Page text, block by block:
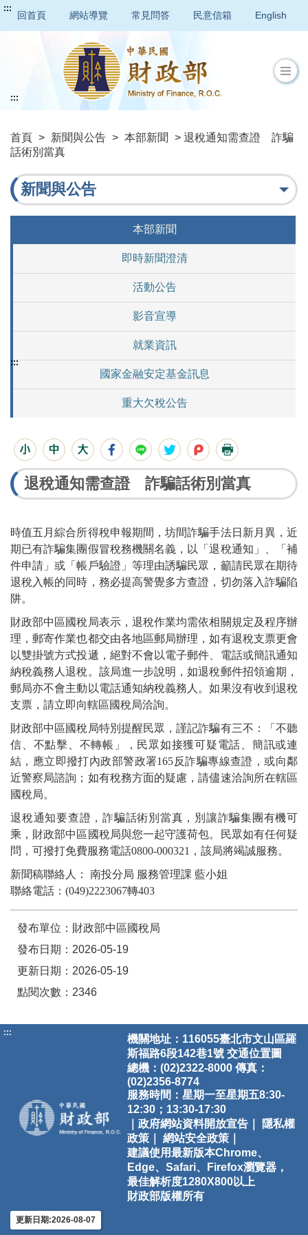
:::
回首頁 網站導覽 常見問答 民意信箱 English
首頁 > 新聞與公告 > 本部新聞
> 退稅通知需查證 詐騙
話術別當真
:::
新聞與公告
本部新聞
即時新聞澄清
活動公告
影音宣導
就業資訊
國家金融安定基金訊息
重大欠稅公告
:::
退稅通知需查證 詐騙話術別當真
時值五月綜合所得稅申報期間，坊間詐騙手法日新月異，近
期已有詐騙集團假冒稅務機關名義，以「退稅通知」、「補
件申請」或「帳戶驗證」等理由誘騙民眾，籲請民眾在期待
退稅入帳的同時，務必提高警覺多方查證，切勿落入詐騙陷
阱。
財政部中區國稅局表示，退稅作業均需依相關規定及程序辦
理，郵寄作業也都交由各地區郵局辦理，如有退稅支票更會
以雙掛號方式投遞，絕對不會以電子郵件、電話或簡訊通知
納稅義務人退稅。該局進一步說明，如退稅郵件招領逾期，
郵局亦不會主動以電話通知納稅義務人。如果沒有收到退稅
支票，請立即向轄區國稅局洽詢。
財政部中區國稅局特別提醒民眾，謹記詐騙有三不：「不聽
信、不點擊、不轉帳」，民眾如接獲可疑電話、簡訊或連
結，應立即撥打內政部警政署165反詐騙專線查證，或向鄰
近警察局諮詢；如有稅務方面的疑慮，請儘速洽詢所在轄區
國稅局。
退稅通知要查證，詐騙話術別當真，別讓詐騙集團有機可
乘，財政部中區國稅局與您一起守護荷包。民眾如有任何疑
問，可撥打免費服務電話0800-000321，該局將竭誠服務。
新聞稿聯絡人： 南投分局 服務管理課 藍小姐
聯絡電話：(049)2223067轉403
發布單位：財政部中區國稅局
發布日期：2026-05-19
更新日期：2026-05-19
點閱次數：2346
:::
機關地址：116055臺北市文山區羅
斯福路6段142巷1號 交通位置圖
總機：(02)2322-8000 傳真：
(02)2356-8774
服務時間：星期一至星期五8:30-
12:30；13:30-17:30
｜政府網站資料開放宣告｜
隱私權
政策｜
網站安全政策｜
建議使用最新版本Chrome、
Edge、Safari、Firefox瀏覽器，
最佳解析度1280X800以上
財政部版權所有
更新日期:2026-08-07